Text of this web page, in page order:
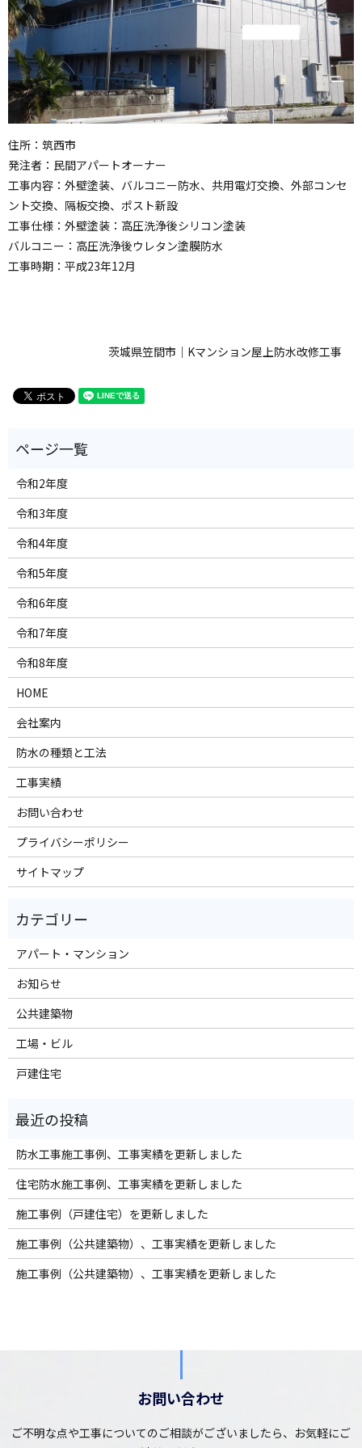
住所：筑西市
発注者：民間アパートオーナー
工事内容：外壁塗装、バルコニー防水、共用電灯交換、外部コンセ
ント交換、隔板交換、ポスト新設
工事仕様：外壁塗装：高圧洗浄後シリコン塗装
バルコニー：高圧洗浄後ウレタン塗膜防水
工事時期：平成23年12月
茨城県笠間市｜Kマンション屋上防水改修工事
令和2年度
令和3年度
令和4年度
令和5年度
令和6年度
令和7年度
令和8年度
HOME
会社案内
防水の種類と工法
工事実績
お問い合わせ
プライバシーポリシー
サイトマップ
アパート・マンション
お知らせ
公共建築物
工場・ビル
戸建住宅
防水工事施工事例、工事実績を更新しました
住宅防水施工事例、工事実績を更新しました
施工事例（戸建住宅）を更新しました
施工事例（公共建築物）、工事実績を更新しました
施工事例（公共建築物）、工事実績を更新しました
お問い合わせ
ご不明な点や工事についてのご相談がございましたら、お気軽にご